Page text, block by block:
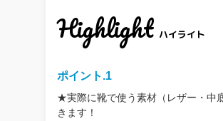
Highlight ハイライト
ポイント.1
★実際に靴で使う素材（レザー・中
きます！